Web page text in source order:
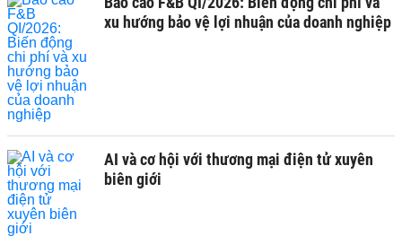
xu hướng bảo vệ lợi nhuận của doanh nghiệp
AI và cơ hội với thương mại điện tử xuyên
biên giới